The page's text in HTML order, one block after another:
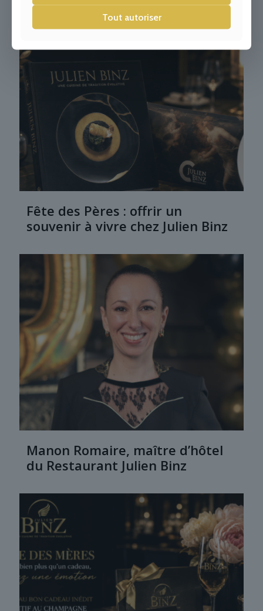
Fête des Pères : offrir un
souvenir à vivre chez Julien Binz
Manon Romaire, maître d’hôtel
du Restaurant Julien Binz
Tout autoriser